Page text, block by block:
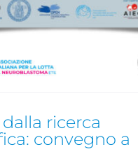
ricerca
convegno a